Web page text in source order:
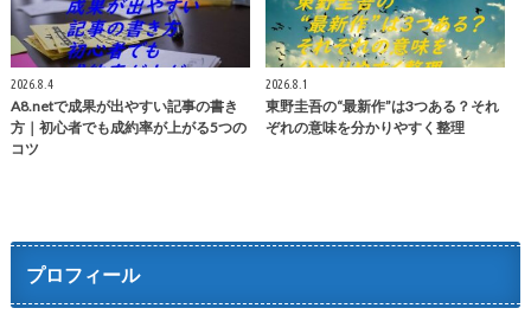
2026.8.4
A8.netで成果が出やすい記事の書き
方｜初心者でも成約率が上がる5つの
コツ
2026.8.1
東野圭吾の“最新作”は3つある？それ
ぞれの意味を分かりやすく整理
プロフィール